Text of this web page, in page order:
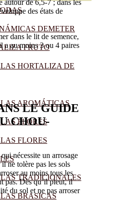
DEMETER
FRUTO
HORTALIZA DE
AROMÁTICAS
FLORES
FLORES
TRADICIONALES
BRASICAS
autour de 6,5-7 ; dans les
des états de
dans le lit de semence,
a au moins 3 ou 4 paires
LE GUIDE
CHOU-
nécessite un arrosage
ne tolère pas les sols
au moins tous les
pas. Dès qu’il pleut, il
du sol et ne pas arroser